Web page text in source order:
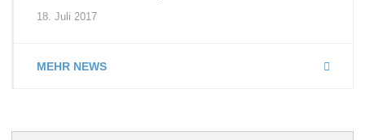
18. Juli 2017
MEHR NEWS